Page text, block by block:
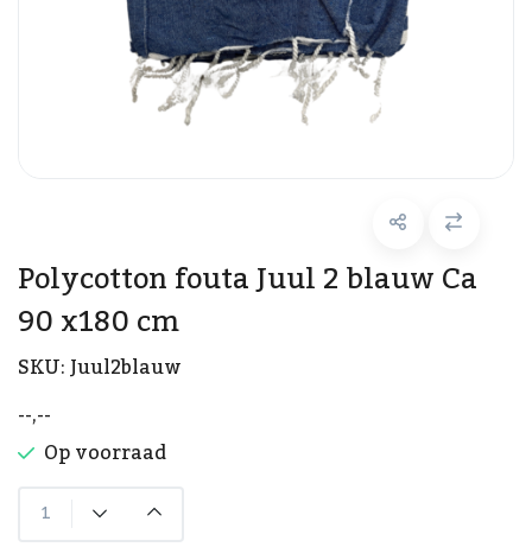
Polycotton fouta Juul 2 blauw Ca
90 x180 cm
SKU:Juul2blauw
--,--
Op voorraad